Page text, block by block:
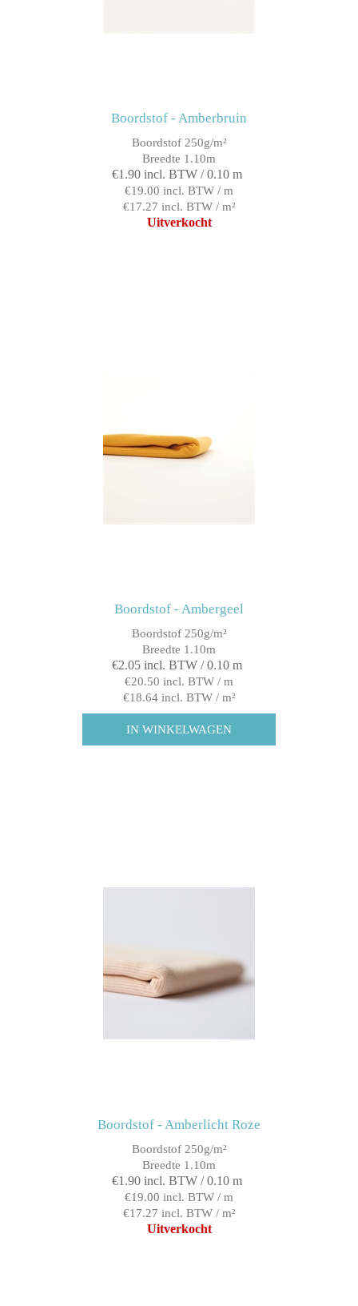
Boordstof - Amberbruin
Boordstof 250g/m²
Breedte 1.10m
€1.90 incl. BTW / 0.10 m
€19.00 incl. BTW / m
€17.27 incl. BTW / m²
Uitverkocht
Boordstof - Ambergeel
Boordstof 250g/m²
Breedte 1.10m
€2.05 incl. BTW / 0.10 m
€20.50 incl. BTW / m
€18.64 incl. BTW / m²
Boordstof - Amberlicht Roze
Boordstof 250g/m²
Breedte 1.10m
€1.90 incl. BTW / 0.10 m
€19.00 incl. BTW / m
€17.27 incl. BTW / m²
Uitverkocht